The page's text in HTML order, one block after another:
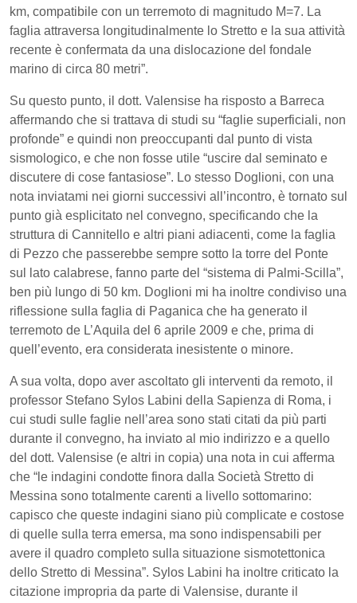
km, compatibile con un terremoto di magnitudo M=7. La
faglia attraversa longitudinalmente lo Stretto e la sua attività
recente è confermata da una dislocazione del fondale
marino di circa 80 metri”.
Su questo punto, il dott. Valensise ha risposto a Barreca
affermando che si trattava di studi su “faglie superficiali, non
profonde” e quindi non preoccupanti dal punto di vista
sismologico, e che non fosse utile “uscire dal seminato e
discutere di cose fantasiose”. Lo stesso Doglioni, con una
nota inviatami nei giorni successivi all’incontro, è tornato sul
punto già esplicitato nel convegno, specificando che la
struttura di Cannitello e altri piani adiacenti, come la faglia
di Pezzo che passerebbe sempre sotto la torre del Ponte
sul lato calabrese, fanno parte del “sistema di Palmi-Scilla”,
ben più lungo di 50 km. Doglioni mi ha inoltre condiviso una
riflessione sulla faglia di Paganica che ha generato il
terremoto de L’Aquila del 6 aprile 2009 e che, prima di
quell’evento, era considerata inesistente o minore.
A sua volta, dopo aver ascoltato gli interventi da remoto, il
professor Stefano Sylos Labini della Sapienza di Roma, i
cui studi sulle faglie nell’area sono stati citati da più parti
durante il convegno, ha inviato al mio indirizzo e a quello
del dott. Valensise (e altri in copia) una nota in cui afferma
che “le indagini condotte finora dalla Società Stretto di
Messina sono totalmente carenti a livello sottomarino:
capisco che queste indagini siano più complicate e costose
di quelle sulla terra emersa, ma sono indispensabili per
avere il quadro completo sulla situazione sismotettonica
dello Stretto di Messina”. Sylos Labini ha inoltre criticato la
citazione impropria da parte di Valensise, durante il